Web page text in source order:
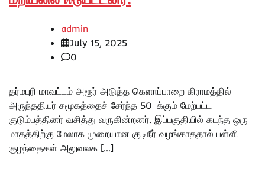
admin
July 15, 2025
0
தர்மபுரி மாவட்டம் அரூர் அடுத்த கெளாப்பாறை கிராமத்தில்
அருந்ததியர் சமூகத்தைச் சேர்ந்த 50-க்கும் மேற்பட்ட
குடும்பத்தினர் வசித்து வருகின்றனர். இப்பகுதியில் கடந்த ஒரு
மாதத்திற்கு மேலாக முறையான குடிநீர் வழங்காததால் பள்ளி
குழந்தைகள் அலுவலக […]